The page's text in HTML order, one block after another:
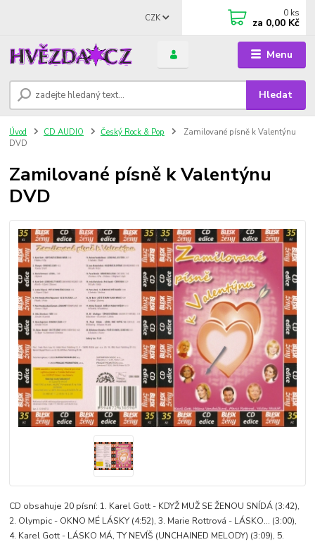
Menu
CZK
Hledat
0 ks
za 0,00 Kč
Úvod CD AUDIO Český Rock & Pop
Zamilované písně k Valentýnu
DVD
Zamilované písně k Valentýnu
DVD
CD obsahuje 20 písní: 1. Karel Gott - KDYŽ MUŽ SE ŽENOU SNÍDÁ (3:42),
2. Olympic - OKNO MÉ LÁSKY (4:52), 3. Marie Rottrová - LÁSKO... (3:00),
4. Karel Gott - LÁSKO MÁ, TY NEVÍŠ (UNCHAINED MELODY) (3:09), 5.